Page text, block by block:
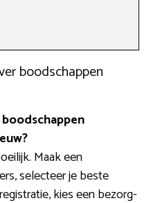
boodschappen
Maak een
selecteer je beste
kies een bezorg-